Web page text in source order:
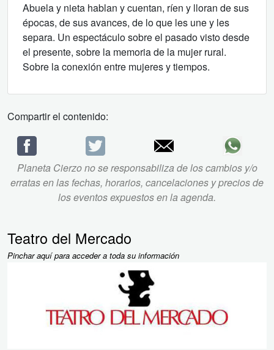
Abuela y nieta hablan y cuentan, ríen y lloran de sus
épocas, de sus avances, de lo que les une y les
separa. Un espectáculo sobre el pasado visto desde
el presente, sobre la memoria de la mujer rural.
Sobre la conexión entre mujeres y tiempos.
Compartir el contenido:
Planeta Cierzo no se responsabiliza de los cambios y/o
erratas en las fechas, horarios, cancelaciones y precios de
los eventos expuestos en la agenda.
Teatro del Mercado
Pinchar aquí para acceder a toda su información